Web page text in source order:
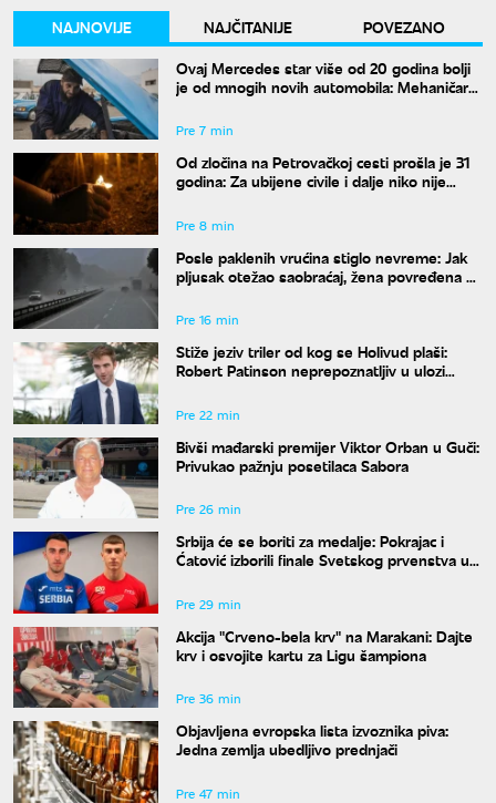
NAJNOVIJE NAJČITANIJE
POVEZANO
Ovaj Mercedes star više od 20 godina bolji
je od mnogih novih automobila: Mehaničar
Pre 7 min
Od zločina na Petrovačkoj cesti prošla je 31
godina: Za ubijene civile i dalje niko nije
Pre 8 min
Posle paklenih vrućina stiglo nevreme: Jak
pljusak otežao saobraćaj, žena povređena u
Pre 16 min
Stiže jeziv triler od kog se Holivud plaši:
Robert Patinson neprepoznatljiv u ulozi
Pre 22 min
Bivši mađarski premijer Viktor Orban u Guči:
Privukao pažnju posetilaca Sabora
Pre 26 min
Srbija će se boriti za medalje: Pokrajac i
Ćatović izborili finale Svetskog prvenstva u
Pre 29 min
Akcija "Crveno-bela krv" na Marakani: Dajte
krv i osvojite kartu za Ligu šampiona
Pre 36 min
Objavljena evropska lista izvoznika piva:
Jedna zemlja ubedljivo prednjači
Pre 47 min